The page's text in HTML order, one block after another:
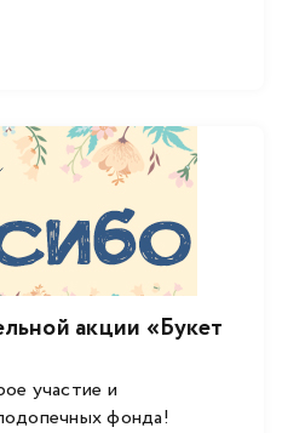
акции «Букет
участие и
фонда!